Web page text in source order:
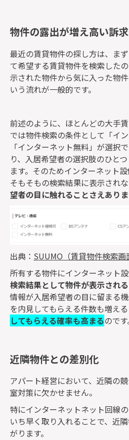
物件の露出が増え高い訴
最近の賃貸物件の探し方は、ま
て希望する賃貸物件を検索した
示された物件から気に入った物
いう流れが一般的です。
前述のように、ほとんどの大手
では物件検索の条件として「イ
「インターネット無料」が選択
り、入居希望者の選択肢のひと
ます。そのためインターネット
そもそもの検索結果に表示されな
望者の目に触れることさえあり
出典： SUUMO（賃貸物件検索画
所有する物件にインターネット
検索結果として物件が表示され
情報が入居希望者の目に留まる
を内見してもらえる件数も増える
してもらえる確率も高まるのです
近隣物件との差別化
アパート経営において、近隣の
室対策に欠かせません。
特にインターネットネット回線
いち早く取り入れることで、近
がります。